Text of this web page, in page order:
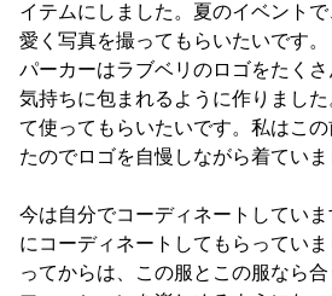
イテムにしました。夏のイベント
愛く写真を撮ってもらいたいです。
パーカーはラブベリのロゴをたく
気持ちに包まれるように作りまし
て使ってもらいたいです。私はこ
たのでロゴを自慢しながら着てい
今は自分でコーディネートしてい
にコーディネートしてもらってい
ってからは、この服とこの服なら